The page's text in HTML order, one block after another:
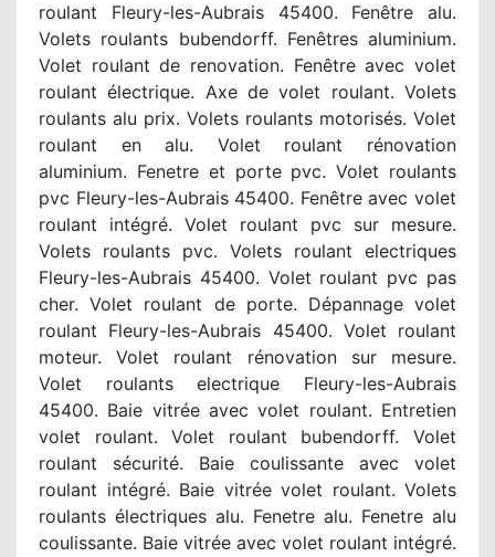
roulant Fleury-les-Aubrais 45400. Fenêtre alu.
Volets roulants bubendorff. Fenêtres aluminium.
Volet roulant de renovation. Fenêtre avec volet
roulant électrique. Axe de volet roulant. Volets
roulants alu prix. Volets roulants motorisés. Volet
roulant en alu. Volet roulant rénovation
aluminium. Fenetre et porte pvc. Volet roulants
pvc Fleury-les-Aubrais 45400. Fenêtre avec volet
roulant intégré. Volet roulant pvc sur mesure.
Volets roulants pvc. Volets roulant electriques
Fleury-les-Aubrais 45400. Volet roulant pvc pas
cher. Volet roulant de porte. Dépannage volet
roulant Fleury-les-Aubrais 45400. Volet roulant
moteur. Volet roulant rénovation sur mesure.
Volet roulants electrique Fleury-les-Aubrais
45400. Baie vitrée avec volet roulant. Entretien
volet roulant. Volet roulant bubendorff. Volet
roulant sécurité. Baie coulissante avec volet
roulant intégré. Baie vitrée volet roulant. Volets
roulants électriques alu. Fenetre alu. Fenetre alu
coulissante. Baie vitrée avec volet roulant intégré.